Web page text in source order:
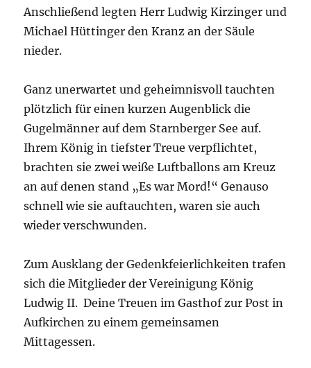
Anschließend legten Herr Ludwig Kirzinger und
Michael Hüttinger den Kranz an der Säule
nieder.
Ganz unerwartet und geheimnisvoll tauchten
plötzlich für einen kurzen Augenblick die
Gugelmänner auf dem Starnberger See auf.
Ihrem König in tiefster Treue verpflichtet,
brachten sie zwei weiße Luftballons am Kreuz
an auf denen stand „Es war Mord!“ Genauso
schnell wie sie auftauchten, waren sie auch
wieder verschwunden.
Zum Ausklang der Gedenkfeierlichkeiten trafen
sich die Mitglieder der Vereinigung König
Ludwig II. Deine Treuen im Gasthof zur Post in
Aufkirchen zu einem gemeinsamen
Mittagessen.